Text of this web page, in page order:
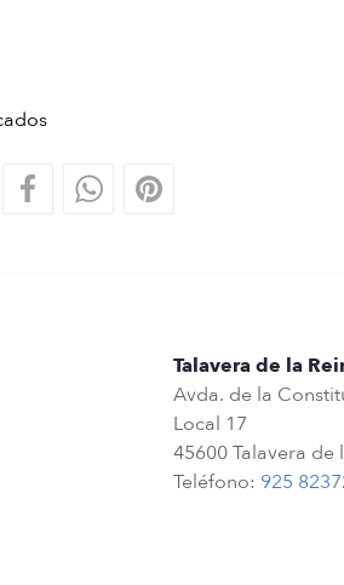
Talavera de la
Avda. de la
Local 17
45600 Talavera de
Teléfono: 925